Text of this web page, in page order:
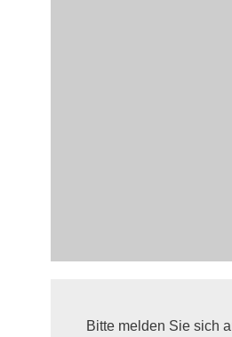
Bitte melden Sie sich